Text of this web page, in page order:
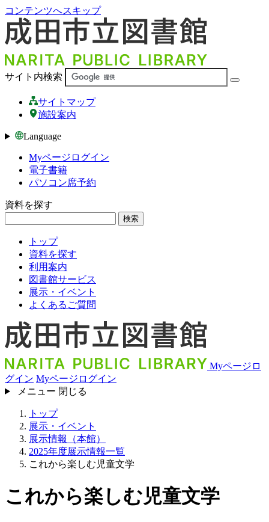
コンテンツへスキップ
サイト内検索
サイトマップ
施設案内
Language
Myページログイン
電子書籍
パソコン席予約
資料を探す
検索
トップ
資料を探す
利用案内
図書館サービス
展示・イベント
よくあるご質問
Myページロ
グイン Myページログイン
メニュー 閉じる
トップ
展示・イベント
展示情報（本館）
2025年度展示情報一覧
これから楽しむ児童文学
これから楽しむ児童文学